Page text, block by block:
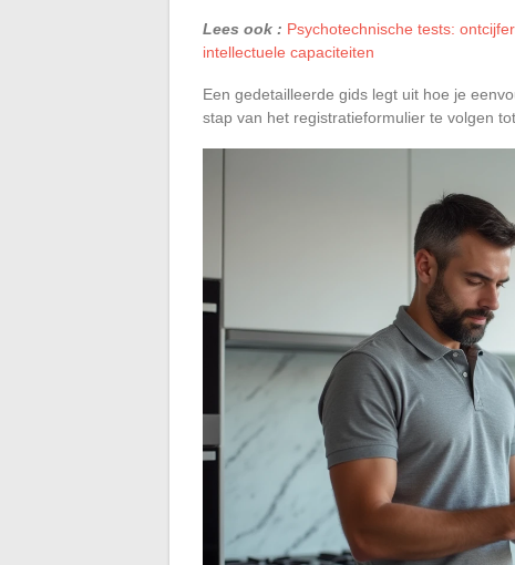
Lees ook : Psychotechnische tests:
intellectuele capaciteiten
Een gedetailleerde gids legt uit hoe je
stap van het registratieformulier te volgen